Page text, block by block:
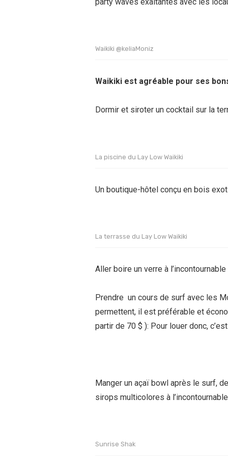
Waikiki @keliaMoniz
Waikiki est agréable pour ses
Dormir et siroter un cocktail sur la
La piscine du Lay Low Waikiki
Un boutique-hôtel conçu en bois
La terrasse du Lay Low Waikiki
Aller boire un verre à l’incontournable
Prendre un cours de surf avec les
permettent, il est préférable et
partir de 70 $ ): Pour louer donc,
Manger un açaï bowl après le surf,
sirops multicolores à
Sunrise Shak